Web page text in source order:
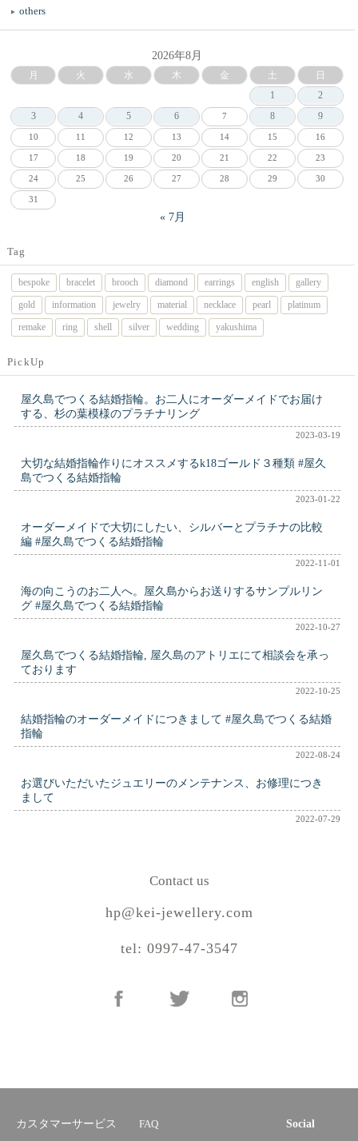
others
2026年8月
月 火 水 木 金 土
日
1
2
3
4 5 6 7 8 9
10 11 12 13 14 15 16
17 18 19 20 21 22 23
24 25 26 27 28 29 30
31
« 7月
Tag
bespoke bracelet brooch diamond earrings english
gallery
gold
information jewelry material necklace pearl
platinum
remake
ring shell silver wedding yakushima
PickUp
屋久島でつくる結婚指輪。お二人にオーダーメイドでお届け
する、杉の葉模様のプラチナリング
2023-03-19
大切な結婚指輪作りにオススメするk18ゴールド３種類 #屋久
島でつくる結婚指輪
2023-01-22
オーダーメイドで大切にしたい、シルバーとプラチナの比較
編 #屋久島でつくる結婚指輪
2022-11-01
海の向こうのお二人へ。屋久島からお送りするサンプルリン
グ #屋久島でつくる結婚指輪
2022-10-27
屋久島でつくる結婚指輪, 屋久島のアトリエにて相談会を承っ
ております
2022-10-25
結婚指輪のオーダーメイドにつきまして #屋久島でつくる結婚
指輪
2022-08-24
お選びいただいたジュエリーのメンテナンス、お修理につき
まして
2022-07-29
Contact us
hp@kei-jewellery.com
tel: 0997-47-3547
カスタマーサービス FAQ Social